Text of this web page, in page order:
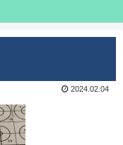
2024.02.04